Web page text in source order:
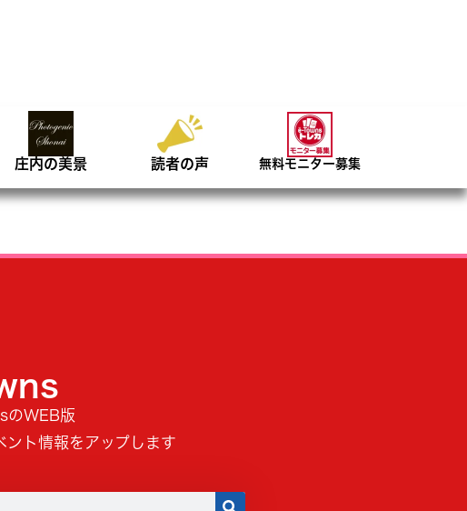
庄内の美景 読者の声 無料モニター募集
のWEB版
ント情報をアップします